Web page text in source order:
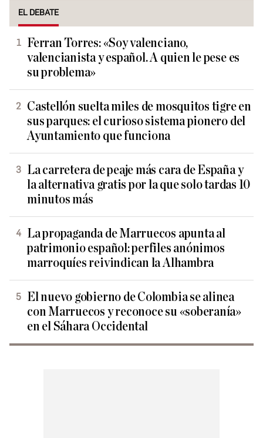
EL DEBATE
Ferran Torres: «Soy valenciano,
valencianista y español. A quien le pese es
su problema»
Castellón suelta miles de mosquitos tigre en
sus parques: el curioso sistema pionero del
Ayuntamiento que funciona
La carretera de peaje más cara de España y
la alternativa gratis por la que solo tardas 10
minutos más
La propaganda de Marruecos apunta al
patrimonio español: perfiles anónimos
marroquíes reivindican la Alhambra
El nuevo gobierno de Colombia se alinea
con Marruecos y reconoce su «soberanía»
en el Sáhara Occidental